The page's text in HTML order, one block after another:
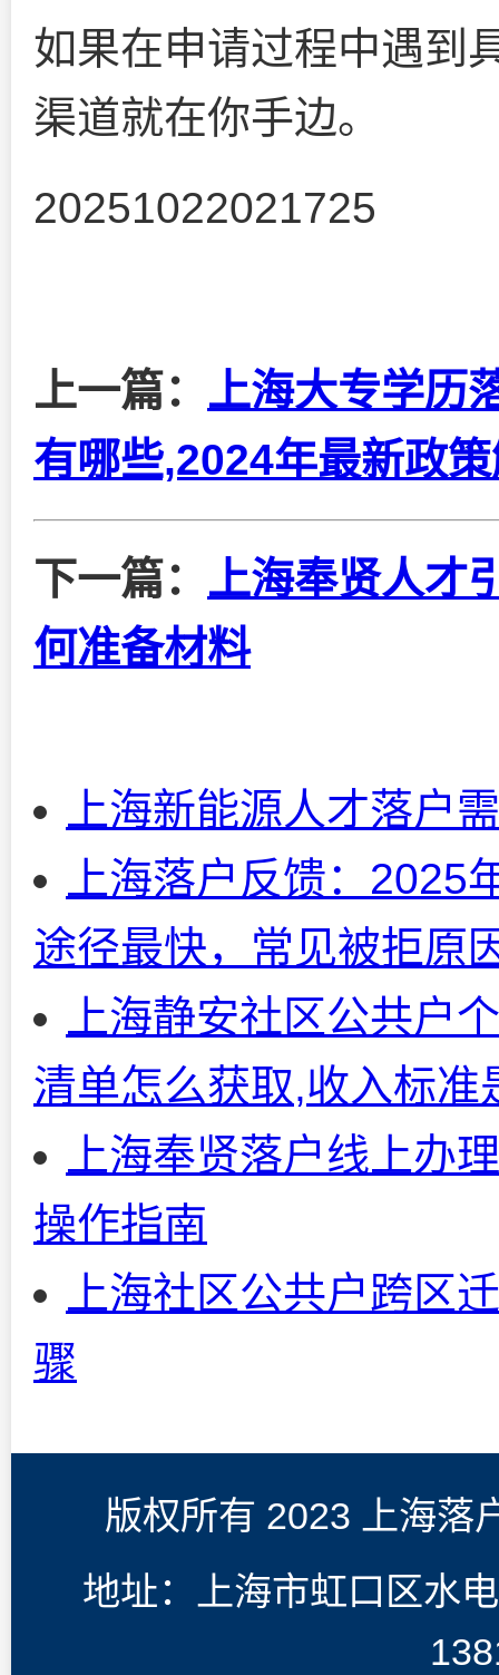
如果在申请过程中遇到
渠道就在你手边。
20251022021725
上一篇： 上海大专学历
有哪些,2024年最新政
下一篇： 上海奉贤人才
何准备材料
上海新能源人才落户
上海落户反馈：2025
途径最快，常见被拒原
上海静安社区公共户
清单怎么获取,收入标准
上海奉贤落户线上办
操作指南
上海社区公共户跨区
骤
版权所有 2023 上海落
地址：上海市虹口区水